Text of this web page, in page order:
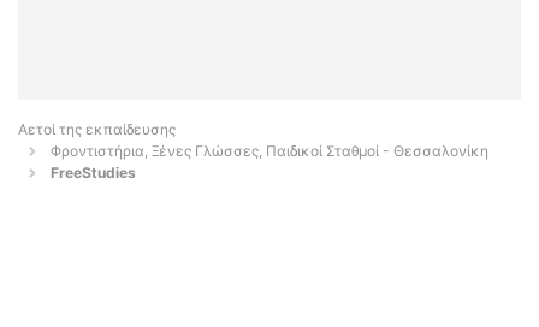
Αετοί της εκπαίδευσης
Φροντιστήρια, Ξένες Γλώσσες, Παιδικοί Σταθμοί - Θεσσαλονίκη
FreeStudies